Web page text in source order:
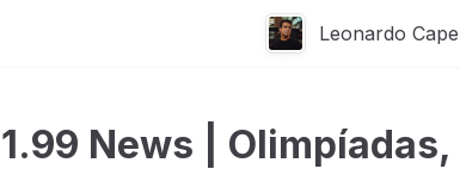
Leonardo
1.99 News |